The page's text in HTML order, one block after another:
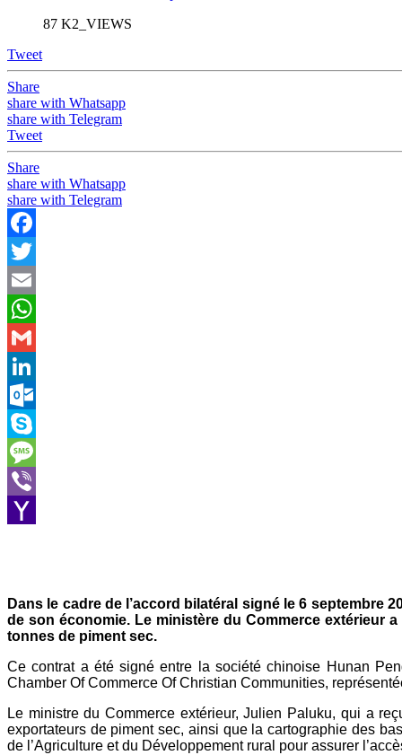
87 K2_VIEWS
Tweet
Share
share with Whatsapp
share with Telegram
Tweet
Share
share with Whatsapp
share with Telegram
Facebook
Twitter
Email
WhatsApp
Gmail
LinkedIn
Outlook.com
Skype
Message
Viber
Dans le cadre de l’accord bilatéral signé le 6 septembre
de son économie. Le ministère du Commerce extérieur
tonnes de piment sec.
Ce contrat a été signé entre la société chinoise Hunan
Chamber Of Commerce Of Christian Communities,
Le ministre du Commerce extérieur, Julien Paluku, qui a
exportateurs de piment sec, ainsi que la cartographie des
de l’Agriculture et du Développement rural pour assurer